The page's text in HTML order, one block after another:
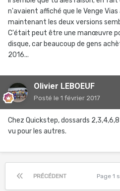
n'avaient affiché que le Venge
maintenant les deux versions
C'était peut être une manœuvre
disque, car beaucoup de gens
2016...
Olivier LEBOEUF
Posté le 1 février 2017
Chez Quickstep, dossards
vu pour les autres.
PRÉCÉDENT Page 1